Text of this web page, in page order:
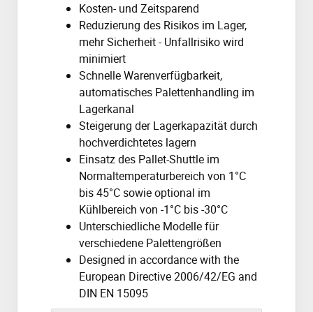
Kosten- und Zeitsparend
Reduzierung des Risikos im Lager,
mehr Sicherheit - Unfallrisiko wird
minimiert
Schnelle Warenverfügbarkeit,
automatisches Palettenhandling im
Lagerkanal
Steigerung der Lagerkapazität durch
hochverdichtetes lagern
Einsatz des Pallet-Shuttle im
Normaltemperaturbereich von 1°C
bis 45°C sowie optional im
Kühlbereich von -1°C bis -30°C
Unterschiedliche Modelle für
verschiedene Palettengrößen
Designed in accordance with the
European Directive 2006/42/EG and
DIN EN 15095